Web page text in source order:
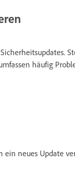
häufig
ein neues Update